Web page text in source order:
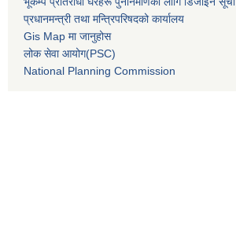
प्रधानमन्त्री तथा मन्त्रिपरिषदको कार्यालय
Gis Map मा जानुहोस
लोक सेवा आयोग(PSC)
National Planning Commission